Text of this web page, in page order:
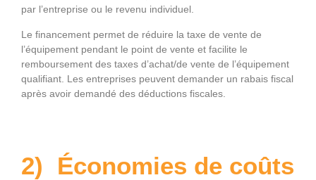
par l’entreprise ou le revenu individuel.
Le financement permet de réduire la taxe de vente de
l’équipement pendant le point de vente et facilite le
remboursement des taxes d’achat/de vente de l’équipement
qualifiant. Les entreprises peuvent demander un rabais fiscal
après avoir demandé des déductions fiscales.
2) Économies de coûts